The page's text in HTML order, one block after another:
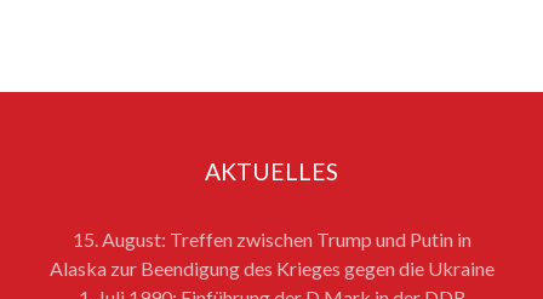
AKTUELLES
15. August: Treffen zwischen Trump und Putin in
Alaska zur Beendigung des Krieges gegen die Ukraine